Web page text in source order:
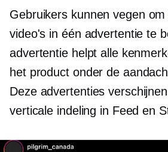
Gebruikers kunnen vegen
video's in één advertentie te
advertentie helpt alle
het product onder de
Deze advertenties
verticale indeling in Feed en